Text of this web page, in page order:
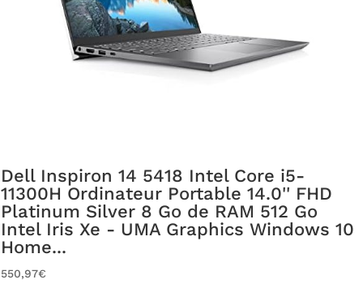
Dell Inspiron 14 5418 Intel Core i5-
11300H Ordinateur Portable 14.0'' FHD
Platinum Silver 8 Go de RAM 512 Go
Intel Iris Xe - UMA Graphics Windows 10
Home...
550,97€